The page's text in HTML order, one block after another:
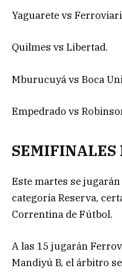
Yaguarete vs
Quilmes vs Libertad.
Mburucuyá vs Boca
Empedrado vs
SEMIFINALES
Este martes se
categoría Reserva,
Correntina de Fútbol.
A las 15 jugarán
Mandiyú B, el árbitro